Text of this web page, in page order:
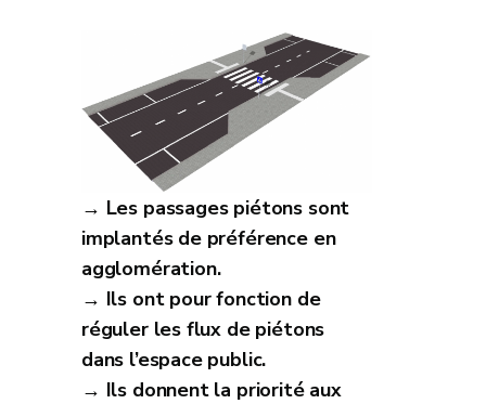
→ Les passages piétons sont
implantés de préférence en
agglomération.
→ Ils ont pour fonction de
réguler les flux de piétons
dans l’espace public.
→ Ils donnent la priorité aux